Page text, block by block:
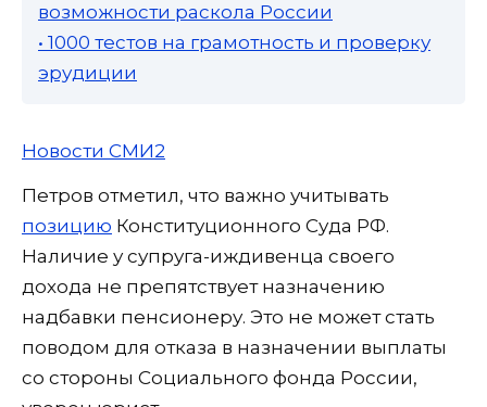
возможности раскола России
• 1000 тестов на грамотность и проверку
эрудиции
Новости СМИ2
Петров отметил, что важно учитывать
позицию Конституционного Суда РФ.
Наличие у супруга-иждивенца своего
дохода не препятствует назначению
надбавки пенсионеру. Это не может стать
поводом для отказа в назначении выплаты
со стороны Социального фонда России,